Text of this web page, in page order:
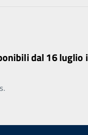
dal 16 luglio